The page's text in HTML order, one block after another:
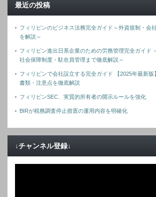
最近の投稿
フィリピンのビジネス法務完全ガイド～外資規制・会
を解説～
フィリピン進出日系企業のための労務管理完全ガイド
社会保障制度・駐在員管理まで徹底解説～
フィリピンで会社設立する完全ガイド 【2025年最新
書類・注意点を徹底解説
フィリピンSEC、実質的所有者の開示ルールを強化
BIRが税務調査停止措置の運用内容を明確化
↓チャンネル登録↓